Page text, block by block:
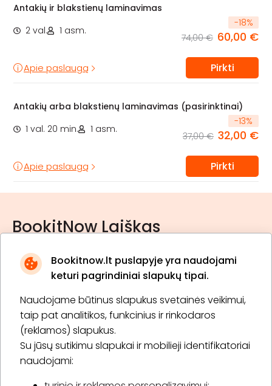
Bookitnow.lt puslapyje yra naudojami
keturi pagrindiniai slapukų tipai.
Naudojame būtinus slapukus svetainės veikimui,
taip pat analitikos, funkcinius ir rinkodaros
(reklamos) slapukus.
Su jūsų sutikimu slapukai ir mobilieji identifikatoriai
naudojami:
Antakių ir blakstienų laminavimas
2 val.
1 asm.
-18%
74,00 € 60,00 €
Apie paslaugą Pirkti
Antakių arba blakstienų laminavimas (pasirinktinai)
1 val. 20 min.
1 asm.
-13%
37,00 € 32,00 €
Apie paslaugą Pirkti
BookitNow Laiškas
* Susipažinau su privatumo politika
Prenumeruoti